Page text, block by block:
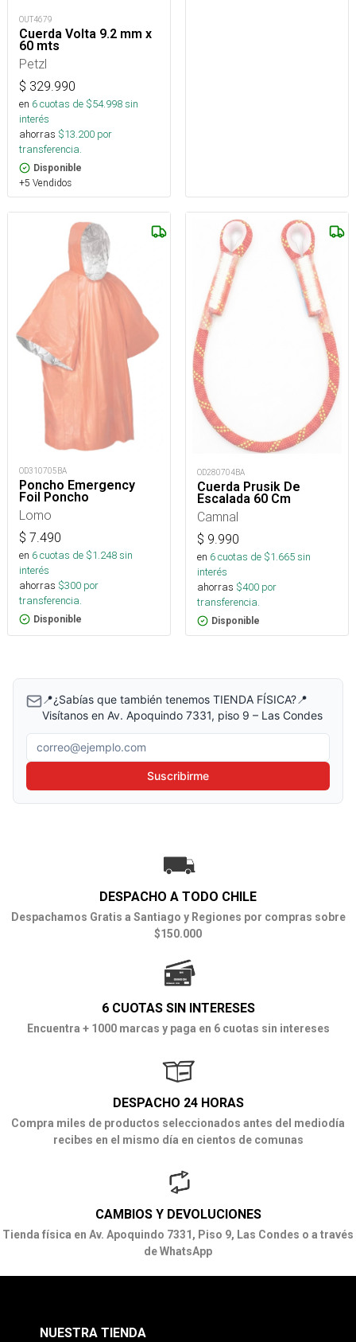
OUT4679
Cuerda Volta 9.2 mm x
60 mts
Petzl
$ 329.990
en 6cuotas de $54.998sin
interés
ahorras $13.200 por
transferencia.
Disponible
+5 Vendidos
OD310705BA
Poncho Emergency
Foil Poncho
Lomo
$ 7.490
en 6cuotas de $1.248sin
interés
ahorras $300 por
transferencia.
Disponible
OD280704BA
Cuerda Prusik De
Escalada 60 Cm
Camnal
$ 9.990
en 6cuotas de $1.665sin
interés
ahorras $400 por
transferencia.
Disponible
📍¿Sabías que también tenemos TIENDA FÍSICA?📍
Visítanos en Av. Apoquindo 7331, piso 9 – Las Condes
Correo electrónico
Suscribirme
DESPACHO A TODO CHILE
Despachamos Gratis a Santiago y Regiones por compras sobre
$150.000
6 CUOTAS SIN INTERESES
Encuentra + 1000 marcas y paga en 6 cuotas sin intereses
DESPACHO 24 HORAS
Compra miles de productos seleccionados antes del mediodía
recibes en el mismo día en cientos de comunas
CAMBIOS Y DEVOLUCIONES
Tienda física en Av. Apoquindo 7331, Piso 9, Las Condes o a través
de WhatsApp
NUESTRA TIENDA